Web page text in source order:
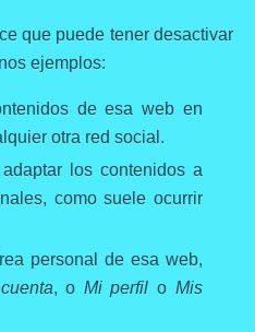
que puede tener desactivar
ejemplos:
de esa web en
otra red social.
los contenidos a
como suele ocurrir
personal de esa web,
, o Mi perfil o Mis